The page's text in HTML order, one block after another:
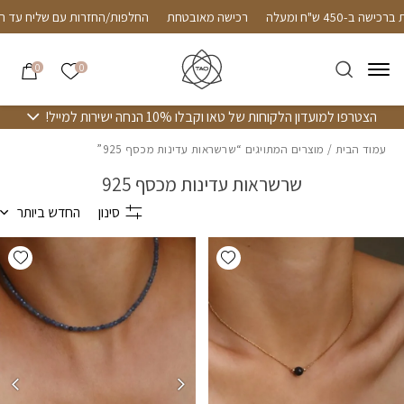
Skip to Content
Follow us on שליח חינם עד הבית ברכישה ב-450 ש"ח ומעלה רכישה
0 הרשימה
0
הצטרפו למועדון הלקוחות של טאו וקבלו 10% הנחה ישירות למייל!
עמוד הבית / מוצרים המתויגים “שרשראות עדינות מכסף 925”
שרשראות עדינות מכסף 925
סינון החדש ביותר
Add wishlist
בחזרה למעלה